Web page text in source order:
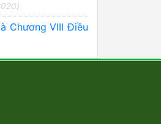
Chương VIII Điều